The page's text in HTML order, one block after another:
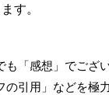
す。
「感想」でござい
の引用」などを極